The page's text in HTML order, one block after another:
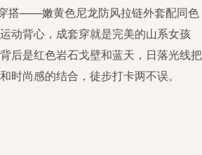
搭——嫩黄色尼龙防风拉链外套配同色
动背心，成套穿就是完美的山系女孩
后是红色岩石戈壁和蓝天，日落光线把
时尚感的结合，徒步打卡两不误。